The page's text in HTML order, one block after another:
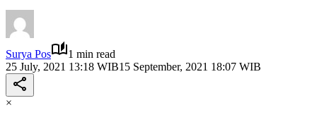
Surya Pos
1 min read
25 July, 2021 13:18 WIB15 September, 2021 18:07 WIB
×